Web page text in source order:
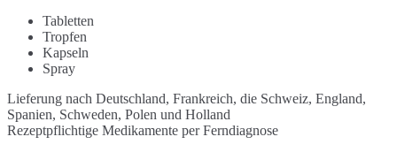
Tabletten
Tropfen
Kapseln
Spray
Lieferung nach Deutschland, Frankreich, die Schweiz, England,
Spanien, Schweden, Polen und Holland
Rezeptpflichtige Medikamente per Ferndiagnose